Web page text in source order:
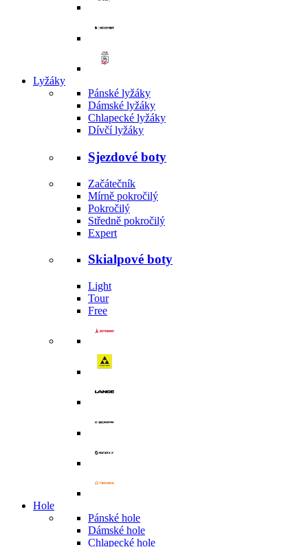
Lyžáky
Pánské lyžáky
Dámské lyžáky
Chlapecké lyžáky
Dívčí lyžáky
Sjezdové boty
Začátečník
Mírně pokročilý
Pokročilý
Středně pokročilý
Expert
Skialpové boty
Light
Tour
Free
Hole
Pánské hole
Dámské hole
Chlapecké hole